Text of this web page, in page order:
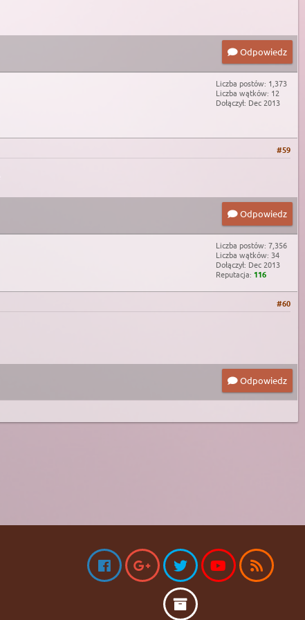
Odpowiedz
Liczba postów: 1,373
Liczba wątków: 12
Dołączył: Dec 2013
#59
Odpowiedz
Liczba postów: 7,356
Liczba wątków: 34
Dołączył: Dec 2013
Reputacja: 116
#60
Odpowiedz